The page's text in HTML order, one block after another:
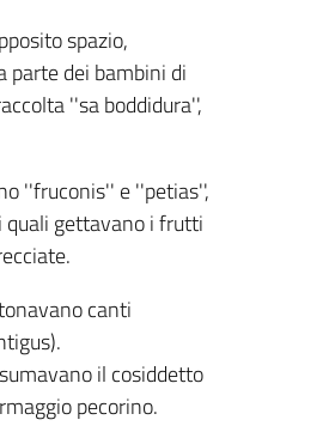
spazio,
parte dei bambini di
''sa boddidura'',
''fruconis'' e ''petias'',
quali gettavano i frutti
canti
il cosiddetto
pecorino.